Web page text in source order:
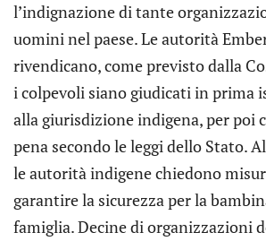
l’indignazione di tante
uomini nel paese. Le autorità
rivendicano, come previsto dalla
i colpevoli siano giudicati in prima
alla giurisdizione indigena, per poi
pena secondo le leggi dello Stato.
le autorità indigene chiedono
garantire la sicurezza per la
famiglia. Decine di organizzazioni